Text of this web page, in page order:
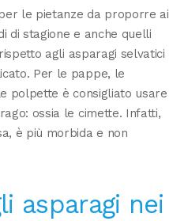
le pietanze da proporre ai
di stagione e anche quelli
agli asparagi selvatici
Per le pappe, le
polpette è consigliato usare
ossia le cimette. Infatti,
è più morbida e non
asparagi nei